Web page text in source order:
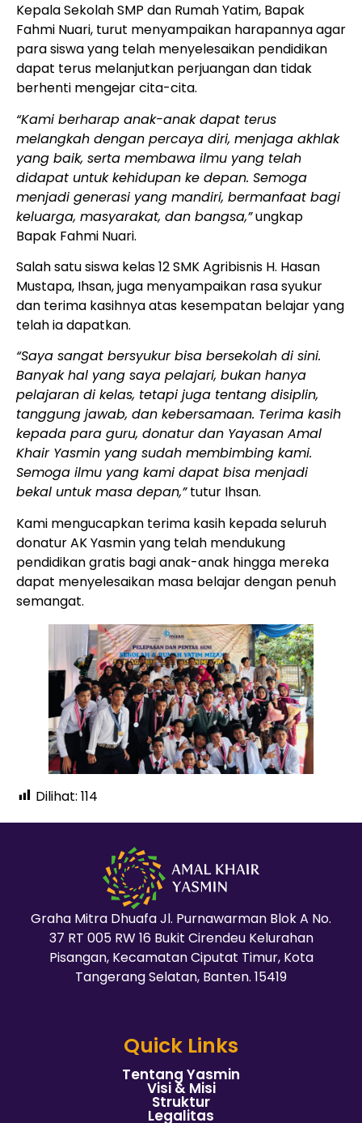
Kepala Sekolah SMP dan Rumah Yatim, Bapak
Fahmi Nuari, turut menyampaikan harapannya agar
para siswa yang telah menyelesaikan pendidikan
dapat terus melanjutkan perjuangan dan tidak
berhenti mengejar cita-cita.
“Kami berharap anak-anak dapat terus
melangkah dengan percaya diri, menjaga akhlak
yang baik, serta membawa ilmu yang telah
didapat untuk kehidupan ke depan. Semoga
menjadi generasi yang mandiri, bermanfaat bagi
keluarga, masyarakat, dan bangsa,”ungkap
Bapak Fahmi Nuari.
Salah satu siswa kelas 12 SMK Agribisnis H. Hasan
Mustapa, Ihsan, juga menyampaikan rasa syukur
dan terima kasihnya atas kesempatan belajar yang
telah ia dapatkan.
“Saya sangat bersyukur bisa bersekolah di sini.
Banyak hal yang saya pelajari, bukan hanya
pelajaran di kelas, tetapi juga tentang disiplin,
tanggung jawab, dan kebersamaan. Terima kasih
kepada para guru, donatur dan Yayasan Amal
Khair Yasmin yang sudah membimbing kami.
Semoga ilmu yang kami dapat bisa menjadi
bekal untuk masa depan,”tutur Ihsan.
Kami mengucapkan terima kasih kepada seluruh
donatur AK Yasmin yang telah mendukung
pendidikan gratis bagi anak-anak hingga mereka
dapat menyelesaikan masa belajar dengan penuh
semangat.
Dilihat: 114
Graha Mitra Dhuafa Jl. Purnawarman Blok A No.
37 RT 005 RW 16 Bukit Cirendeu Kelurahan
Pisangan, Kecamatan Ciputat Timur, Kota
Tangerang Selatan, Banten. 15419
Quick Links
Tentang Yasmin
Visi & Misi
Struktur
Legalitas